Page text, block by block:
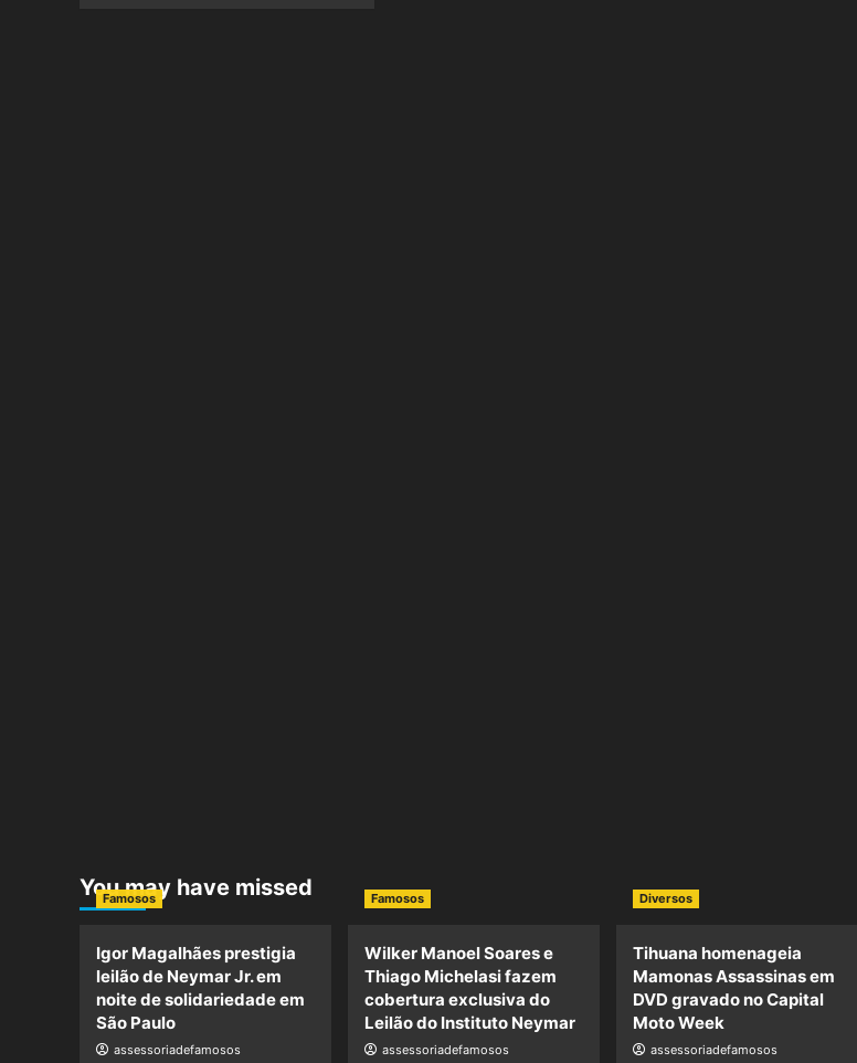
You may have missed
Famosos
Igor Magalhães prestigia
leilão de Neymar Jr. em
noite de solidariedade em
São Paulo
assessoriadefamosos
Famosos
Wilker Manoel Soares e
Thiago Michelasi fazem
cobertura exclusiva do
Leilão do Instituto Neymar
assessoriadefamosos
Diversos
Tihuana homenageia
Mamonas Assassinas em
DVD gravado no Capital
Moto Week
assessoriadefamosos